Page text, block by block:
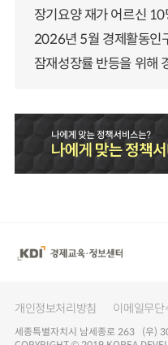
2026년 5월 경제활동인
개인정보처리방침 이메일무단
세종특별자치시 남세종로 263 (우